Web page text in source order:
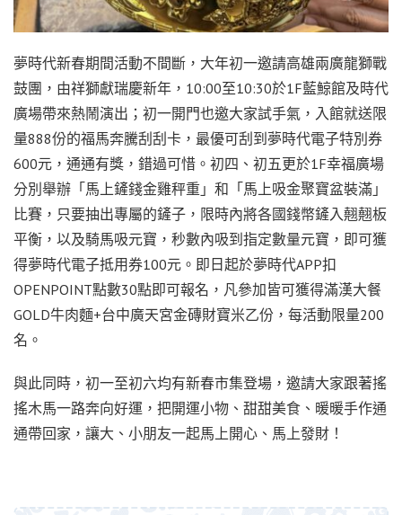
夢時代新春期間活動不間斷，大年初一邀請高雄兩廣龍獅戰
鼓團，由祥獅獻瑞慶新年，10:00至10:30於1F藍鯨館及時代
廣場帶來熱鬧演出；初一開門也邀大家試手氣，入館就送限
量888份的福馬奔騰刮刮卡，最優可刮到夢時代電子特別券
600元，通通有獎，錯過可惜。初四、初五更於1F幸福廣場
分別舉辦「馬上鏟錢金雞秤重」和「馬上吸金聚寶盆裝滿」
比賽，只要抽出專屬的鏟子，限時內將各國錢幣鏟入翹翹板
平衡，以及騎馬吸元寶，秒數內吸到指定數量元寶，即可獲
得夢時代電子抵用券100元。即日起於夢時代APP扣
OPENPOINT點數30點即可報名，凡參加皆可獲得滿漢大餐
GOLD牛肉麵+台中廣天宮金磚財寶米乙份，每活動限量200
名。
與此同時，初一至初六均有新春市集登場，邀請大家跟著搖
搖木馬一路奔向好運，把開運小物、甜甜美食、暖暖手作通
通帶回家，讓大、小朋友一起馬上開心、馬上發財！